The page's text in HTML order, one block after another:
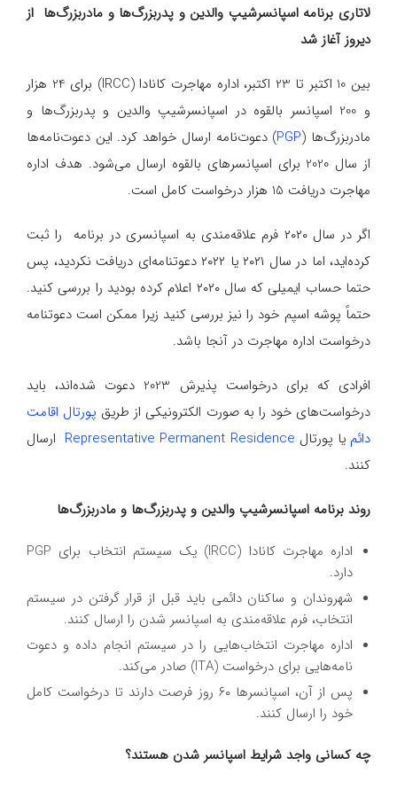
لاتاری برنامه اسپانسرشیپ والدین و پدربزرگ‌ها و مادربزرگ‌ها از
دیروز آغاز شد
بین 10 اکتبر تا 23 اکتبر، اداره مهاجرت کانادا (IRCC) برای 24 هزار
و 200 اسپانسر بالقوه در اسپانسرشیپ والدین و پدربزرگ‌ها و
مادربزرگ‌ها (PGP) دعوت‌نامه ارسال خواهد کرد. این دعوت‌نامه‌ها
از سال 2020 برای اسپانسرهای بالقوه ارسال می‌شود. هدف اداره
مهاجرت دریافت 15 هزار درخواست کامل است.
اگر در سال ۲۰۲۰ فرم علاقه‌مندی به اسپانسری در برنامه را ثبت
کرده‌اید، اما در سال ۲۰۲۱ یا ۲۰۲۲ دعوتنامه‌ای دریافت نکردید، پس
حتما حساب ایمیلی که سال ۲۰۲۰ اعلام کرده بودید را بررسی کنید.
حتماً پوشه اسپم خود را نیز بررسی کنید زیرا ممکن است دعوتنامه
درخواست اداره مهاجرت در آنجا باشد.
افرادی که برای درخواست پذیرش 2023 دعوت شده‌اند، باید
درخواست‌های خود را به صورت الکترونیکی از طریق پورتال اقامت
دائمیا پورتال Representative Permanent Residence ارسال
کنند.
روند برنامه اسپانسرشیپ والدین و پدربزرگ‌ها و مادربزرگ‌ها
اداره مهاجرت کانادا (IRCC) یک سیستم انتخاب برای PGP
دارد.
شهروندان و ساکنان دائمی باید قبل از قرار گرفتن در سیستم
انتخاب، فرم علاقه‌مندی به اسپانسر شدن را ارسال کنند.
اداره مهاجرت انتخاب‌هایی را در سیستم انجام داده و دعوت
نامه‌هایی برای درخواست (ITA) صادر می‌کند.
پس از آن، اسپانسرها ۶۰ روز فرصت دارند تا درخواست کامل
خود را ارسال کنند.
چه کسانی واجد شرایط اسپانسر شدن هستند؟